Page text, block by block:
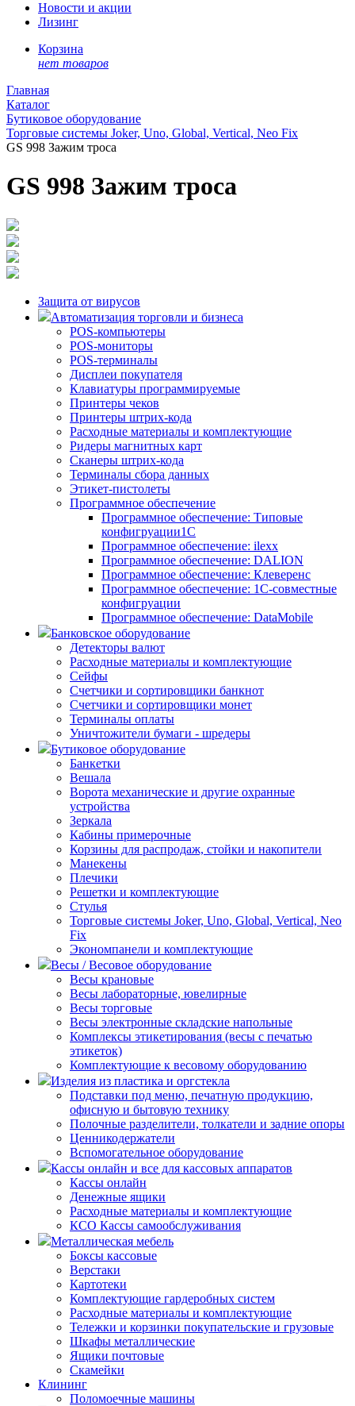
Новости и акции
Лизинг
Корзина
нет товаров
Главная
Каталог
Бутиковое оборудование
Торговые системы Joker, Uno, Global, Vertical, Neo Fix
GS 998 Зажим троса
GS 998 Зажим троса
Защита от вирусов
Автоматизация торговли и бизнеса
POS-компьютеры
POS-мониторы
POS-терминалы
Дисплеи покупателя
Клавиатуры программируемые
Принтеры чеков
Принтеры штрих-кода
Расходные материалы и комплектующие
Ридеры магнитных карт
Сканеры штрих-кода
Терминалы сбора данных
Этикет-пистолеты
Программное обеспечение
Программное обеспечение: Типовые
конфигруации1С
Программное обеспечение: ilexx
Программное обеспечение: DALION
Программное обеспечение: Клеверенс
Программное обеспечение: 1С-совместные
конфигруации
Программное обеспечение: DataMobile
Банковское оборудование
Детекторы валют
Расходные материалы и комплектующие
Сейфы
Счетчики и сортировщики банкнот
Счетчики и сортировщики монет
Терминалы оплаты
Уничтожители бумаги - шредеры
Бутиковое оборудование
Банкетки
Вешала
Ворота механические и другие охранные
устройства
Зеркала
Кабины примерочные
Корзины для распродаж, стойки и накопители
Манекены
Плечики
Решетки и комплектующие
Стулья
Торговые системы Joker, Uno, Global, Vertical, Neo
Fix
Экономпанели и комплектующие
Весы / Весовое оборудование
Весы крановые
Весы лабораторные, ювелирные
Весы торговые
Весы электронные складские напольные
Комплексы этикетирования (весы с печатью
этикеток)
Комплектующие к весовому оборудованию
Изделия из пластика и оргстекла
Подставки под меню, печатную продукцию,
офисную и бытовую технику
Полочные разделители, толкатели и задние опоры
Ценникодержатели
Вспомогательное оборудование
Кассы онлайн и все для кассовых аппаратов
Кассы онлайн
Денежные ящики
Расходные материалы и комплектующие
КСО Кассы самообслуживания
Металлическая мебель
Боксы кассовые
Верстаки
Картотеки
Комплектующие гардеробных систем
Расходные материалы и комплектующие
Тележки и корзинки покупательские и грузовые
Шкафы металлические
Ящики почтовые
Скамейки
Клининг
Поломоечные машины